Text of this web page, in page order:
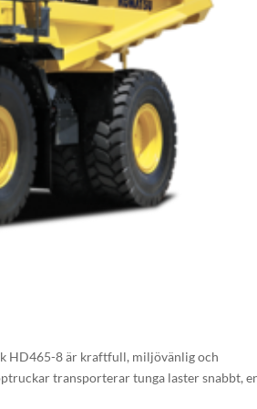
HD465-8 är kraftfull, miljövänlig och
transporterar tunga laster snabbt,